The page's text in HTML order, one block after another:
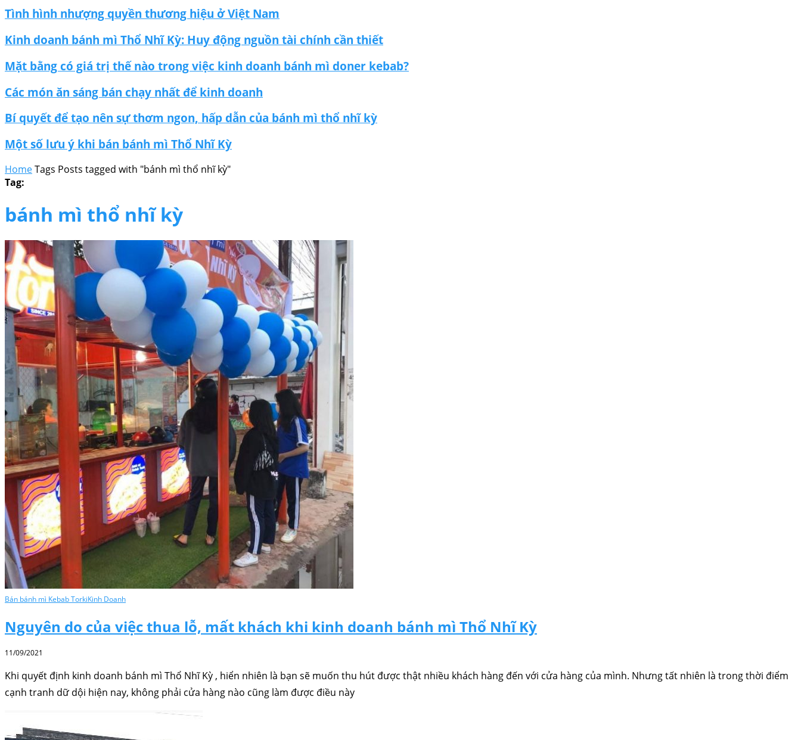
Tình hình nhượng quyền thương hiệu ở Việt Nam
Kinh doanh bánh mì Thổ Nhĩ Kỳ: Huy động nguồn tài chính cần thiết
Mặt bằng có giá trị thế nào trong việc kinh doanh bánh mì doner kebab?
Các món ăn sáng bán chạy nhất để kinh doanh
Bí quyết để tạo nên sự thơm ngon, hấp dẫn của bánh mì thổ nhĩ kỳ
Một số lưu ý khi bán bánh mì Thổ Nhĩ Kỳ
HomeTags Posts tagged with "bánh mì thổ nhĩ kỳ"
Tag:
bánh mì thổ nhĩ kỳ
Bán bánh mì Kebab TorkiKinh Doanh
Nguyên do của việc thua lỗ, mất khách khi kinh doanh bánh mì Thổ Nhĩ Kỳ
11/09/2021
Khi quyết định kinh doanh bánh mì Thổ Nhĩ Kỳ , hiển nhiên là bạn sẽ muốn thu hút được thật nhiều khách hàng đến với cửa hàng của mình. Nhưng tất nhiên là trong thời điểm
cạnh tranh dữ dội hiện nay, không phải cửa hàng nào cũng làm được điều này